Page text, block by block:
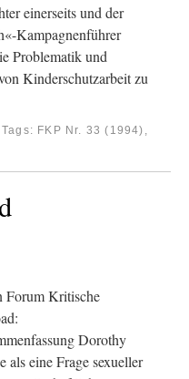
einerseits und der
Kampagnenführer
Problematik und
Kinderschutzarbeit zu
Tags: FKP Nr. 33 (1994) ,
Forum Kritische
Dorothy
eine Frage sexueller